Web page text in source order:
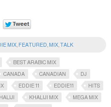
MIX FEATURED MIX TALK
BEST ARABIC MIX
CANADA CANADIAN
DJ
EDDIE 11 EDDIE11
HITS
KHALIJI MIX
MEGA MIX